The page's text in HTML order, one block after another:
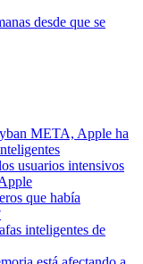
desde que se
META, Apple ha
usuarios intensivos
que había
inteligentes de